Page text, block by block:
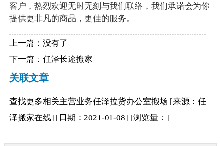
客户，热烈欢迎无时无刻与我们联络，我们承诺会为你
提供更非凡的商品，更佳的服务。
上一篇：没有了
下一篇： 任泽长途搬家
关联文章
查找更多相关主营业务任泽拉货办公室搬场 [来源：任
泽搬家在线] [日期：2021-01-08] [浏览量： ]